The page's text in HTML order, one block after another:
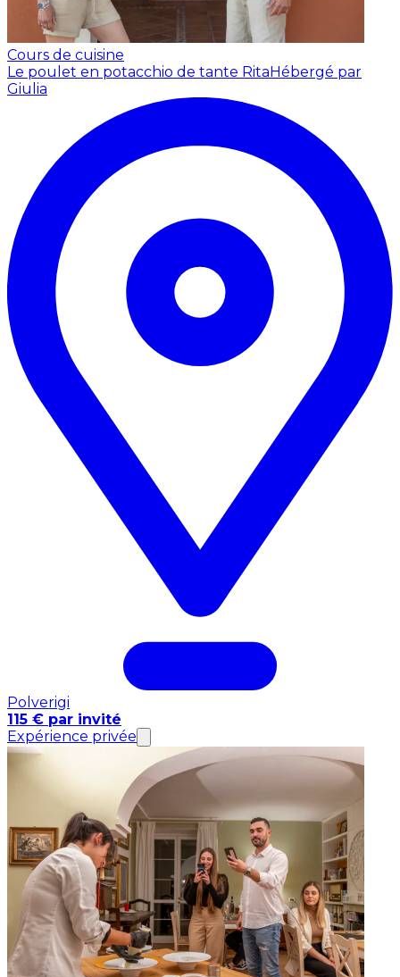
Cours de cuisine
Le poulet en potacchio de tante RitaHébergé par
Giulia
Polverigi
115 € par invité
Expérience privée